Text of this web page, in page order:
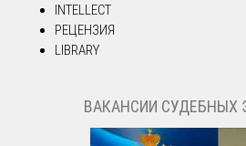
INTELLECT
РЕЦЕНЗИЯ
LIBRARY
ВАКАНСИИ СУДЕБНЫХ